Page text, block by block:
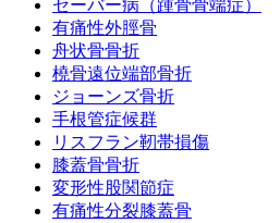
セーバー病（踵骨骨端症）
有痛性外脛骨
舟状骨骨折
橈骨遠位端部骨折
ジョーンズ骨折
手根管症候群
リスフラン靭帯損傷
膝蓋骨骨折
変形性股関節症
有痛性分裂膝蓋骨